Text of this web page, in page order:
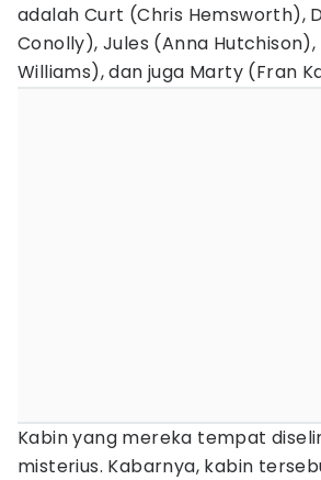
adalah Curt (Chris Hemsworth),
Conolly), Jules (Anna
Williams), dan juga Marty (Fran
Kabin yang mereka tempat
misterius. Kabarnya, kabin